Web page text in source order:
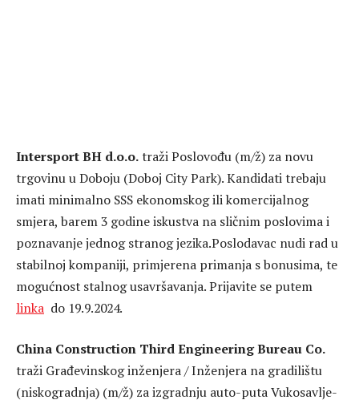
Intersport BH d.o.o.traži Poslovođu (m/ž) za novu
trgovinu u Doboju (Doboj City Park). Kandidati trebaju
imati minimalno SSS ekonomskog ili komercijalnog
smjera, barem 3 godine iskustva na sličnim poslovima i
poznavanje jednog stranog jezika.Poslodavac nudi rad u
stabilnoj kompaniji, primjerena primanja s bonusima, te
mogućnost stalnog usavršavanja. Prijavite se putem
linka do 19.9.2024.
China Construction Third Engineering Bureau Co.
traži Građevinskog inženjera / Inženjera na gradilištu
(niskogradnja) (m/ž) za izgradnju auto-puta Vukosavlje-